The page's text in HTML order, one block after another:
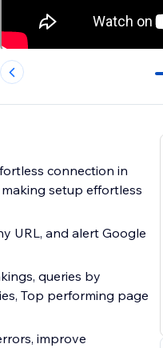
0
connection in
setup effortless
URL, and alert Google
queries by
Top performing page
improve